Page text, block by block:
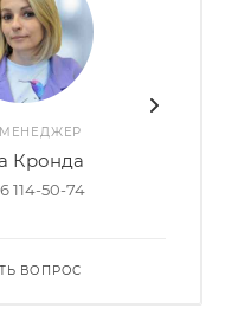
Кронда
114-50-74
ВОПРОС